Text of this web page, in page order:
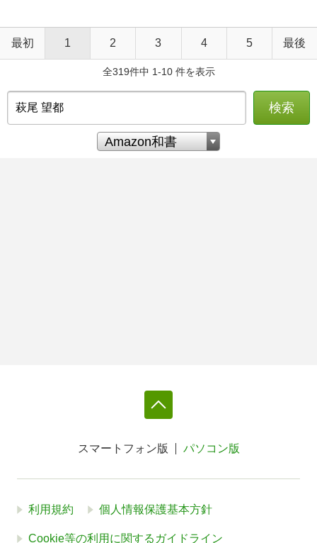
最初 1 2 3 4 5 最後
全319件中 1-10 件を表示
検索
スマートフォン版 パソコン版
利用規約 個人情報保護基本方針
Cookie等の利用に関するガイドライン